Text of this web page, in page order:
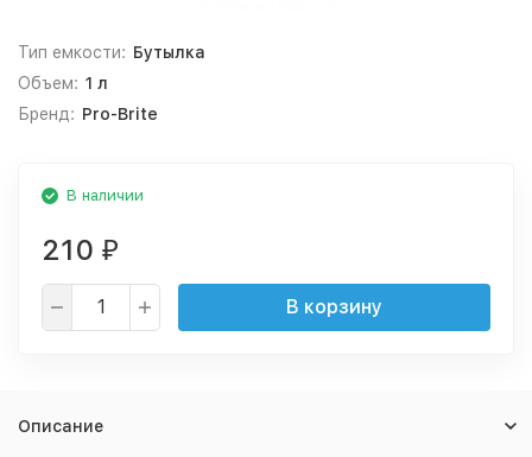
Тип емкости: Бутылка
Объем: 1 л
Бренд: Pro-Brite
В наличии
210 ₽
В корзину
Описание